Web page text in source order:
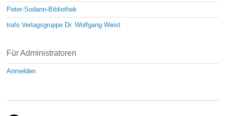
Peter-Sodann-Bibliothek
trafo Verlagsgruppe Dr. Wolfgang Weist
Für Administratoren
Anmelden